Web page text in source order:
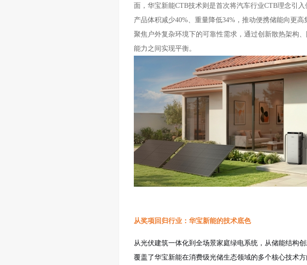
面，华宝新能CTB技术则 是首次将汽车行业CTB理念引
产品体积减少40%、重量降低34%，推动便携储能向更高
聚焦户外复杂环境下的可靠性需求，通过创新散热架构
能力之间实现平衡。
从奖项回归行业：华宝新能的技术底色
从光伏建筑一体化到全场景家庭绿电系统，从储能结构
覆盖了华宝新能在消费级光储生态领域的多个核心技术方